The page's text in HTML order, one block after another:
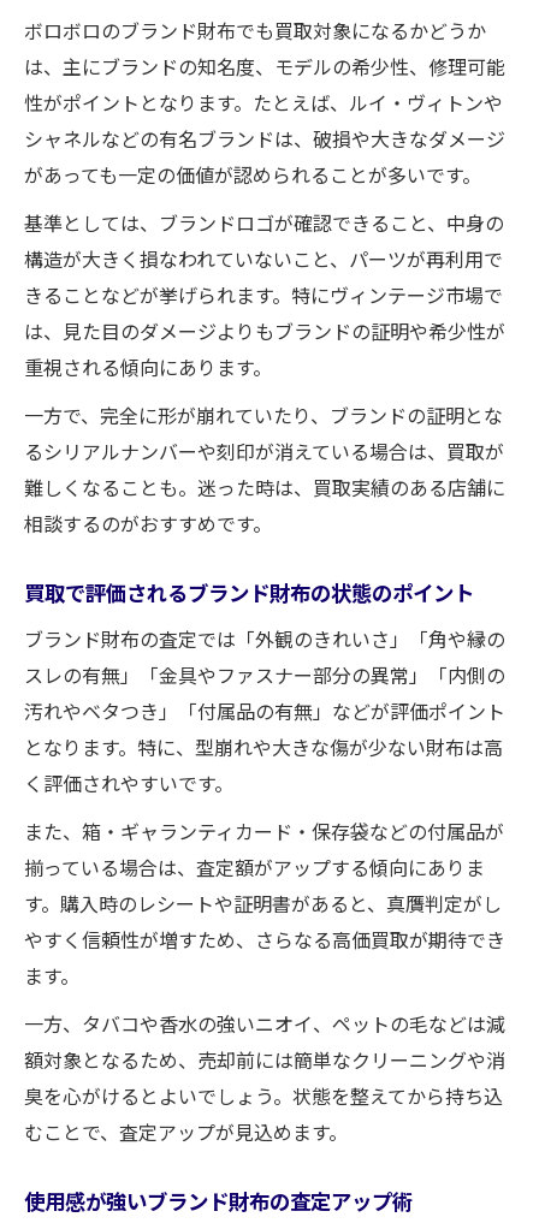
ボロボロのブランド財布でも買取対象になるかどうか
は、主にブランドの知名度、モデルの希少性、修理可能
性がポイントとなります。たとえば、ルイ・ヴィトンや
シャネルなどの有名ブランドは、破損や大きなダメージ
があっても一定の価値が認められることが多いです。
基準としては、ブランドロゴが確認できること、中身の
構造が大きく損なわれていないこと、パーツが再利用で
きることなどが挙げられます。特にヴィンテージ市場で
は、見た目のダメージよりもブランドの証明や希少性が
重視される傾向にあります。
一方で、完全に形が崩れていたり、ブランドの証明とな
るシリアルナンバーや刻印が消えている場合は、買取が
難しくなることも。迷った時は、買取実績のある店舗に
相談するのがおすすめです。
買取で評価されるブランド財布の状態のポイント
ブランド財布の査定では「外観のきれいさ」「角や縁の
スレの有無」「金具やファスナー部分の異常」「内側の
汚れやベタつき」「付属品の有無」などが評価ポイント
となります。特に、型崩れや大きな傷が少ない財布は高
く評価されやすいです。
また、箱・ギャランティカード・保存袋などの付属品が
揃っている場合は、査定額がアップする傾向にありま
す。購入時のレシートや証明書があると、真贋判定がし
やすく信頼性が増すため、さらなる高価買取が期待でき
ます。
一方、タバコや香水の強いニオイ、ペットの毛などは減
額対象となるため、売却前には簡単なクリーニングや消
臭を心がけるとよいでしょう。状態を整えてから持ち込
むことで、査定アップが見込めます。
使用感が強いブランド財布の査定アップ術